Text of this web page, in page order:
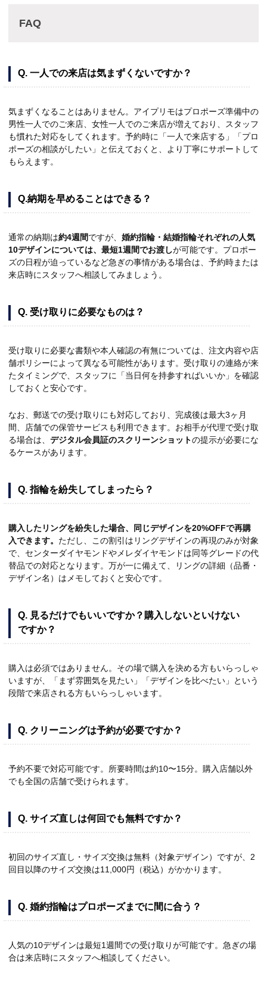
FAQ
Q. 一人での来店は気まずくないですか？
気まずくなることはありません。アイプリモはプロポーズ準備中の
男性一人でのご来店、女性一人でのご来店が増えており、スタッフ
も慣れた対応をしてくれます。予約時に「一人で来店する」「プロ
ポーズの相談がしたい」と伝えておくと、より丁寧にサポートして
もらえます。
Q.納期を早めることはできる？
通常の納期は約4週間ですが、 婚約指輪・結婚指輪それぞれの人気
10デザインについては、最短1週間でお渡しが可能です。プロポー
ズの日程が迫っているなど急ぎの事情がある場合は、予約時または
来店時にスタッフへ相談してみましょう。
Q. 受け取りに必要なものは？
受け取りに必要な書類や本人確認の有無については、注文内容や店
舗ポリシーによって異なる可能性があります。受け取りの連絡が来
たタイミングで、スタッフに「当日何を持参すればいいか」を確認
しておくと安心です。
なお、郵送での受け取りにも対応しており、完成後は最大3ヶ月
間、店舗での保管サービスも利用できます。お相手が代理で受け取
る場合は、 デジタル会員証のスクリーンショットの提示が必要にな
るケースがあります。
Q. 指輪を紛失してしまったら？
購入したリングを紛失した場合、同じデザインを20%OFFで再購
入できます。 ただし、この割引はリングデザインの再現のみが対象
で、センターダイヤモンドやメレダイヤモンドは同等グレードの代
替品での対応となります。万が一に備えて、リングの詳細（品番・
デザイン名）はメモしておくと安心です。
Q. 見るだけでもいいですか？購入しないといけない
ですか？
購入は必須ではありません。その場で購入を決める方もいらっしゃ
いますが、「まず雰囲気を見たい」「デザインを比べたい」という
段階で来店される方もいらっしゃいます。
Q. クリーニングは予約が必要ですか？
予約不要で対応可能です。所要時間は約10〜15分。購入店舗以外
でも全国の店舗で受けられます。
Q. サイズ直しは何回でも無料ですか？
初回のサイズ直し・サイズ交換は無料（対象デザイン）ですが、2
回目以降のサイズ交換は11,000円（税込）がかかります。
Q. 婚約指輪はプロポーズまでに間に合う？
人気の10デザインは最短1週間での受け取りが可能です。急ぎの場
合は来店時にスタッフへ相談してください。